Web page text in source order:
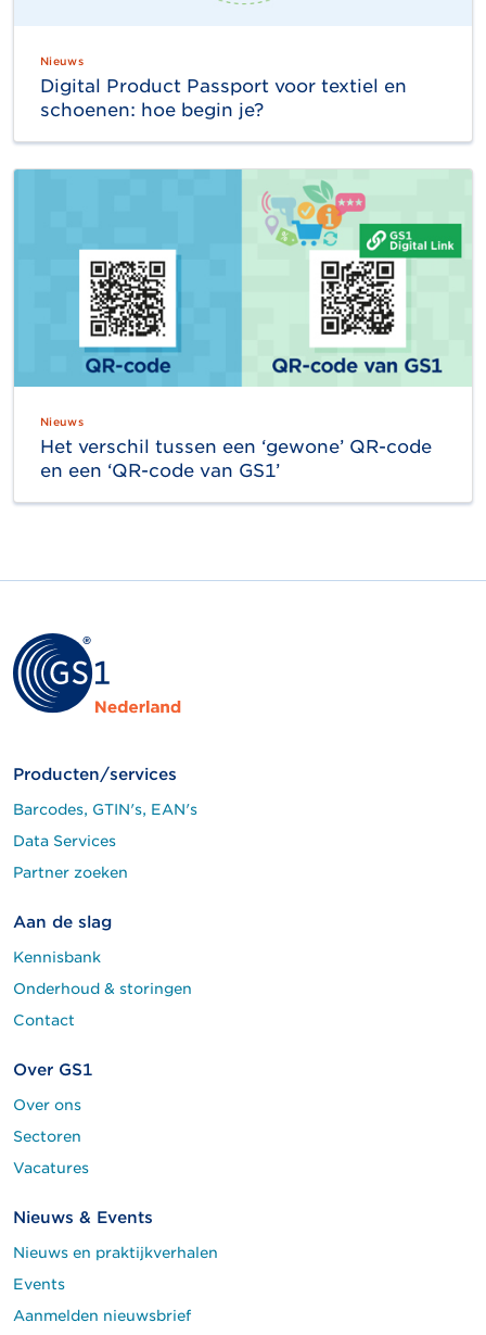
Nieuws
Digital Product Passport voor textiel en
schoenen: hoe begin je?
Nieuws
Het verschil tussen een ‘gewone’ QR-code
en een ‘QR-code van GS1’
Producten/services
Barcodes, GTIN's, EAN's
Data Services
Partner zoeken
Aan de slag
Kennisbank
Onderhoud & storingen
Contact
Over GS1
Over ons
Sectoren
Vacatures
Nieuws & Events
Nieuws en praktijkverhalen
Events
Aanmelden nieuwsbrief